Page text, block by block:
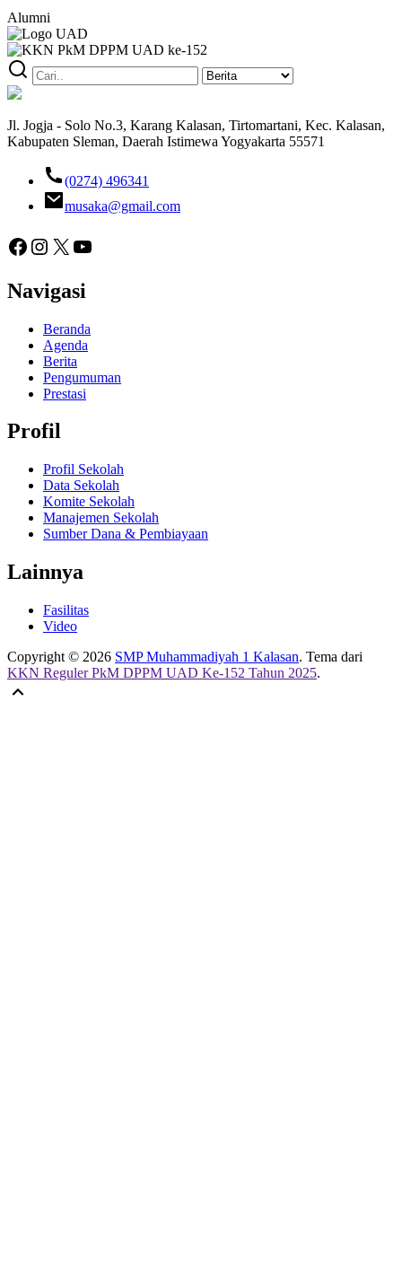
Alumni
Jl. Jogja - Solo No.3, Karang Kalasan, Tirtomartani, Kec. Kalasan,
Kabupaten Sleman, Daerah Istimewa Yogyakarta 55571
(0274) 496341
musaka@gmail.com
Facebook
Instagram
X YouTube
Navigasi
Beranda
Agenda
Berita
Pengumuman
Prestasi
Profil
Profil Sekolah
Data Sekolah
Komite Sekolah
Manajemen Sekolah
Sumber Dana & Pembiayaan
Lainnya
Fasilitas
Video
Copyright © 2026 SMP Muhammadiyah 1 Kalasan. Tema dari
KKN Reguler PkM DPPM UAD Ke-152 Tahun 2025.